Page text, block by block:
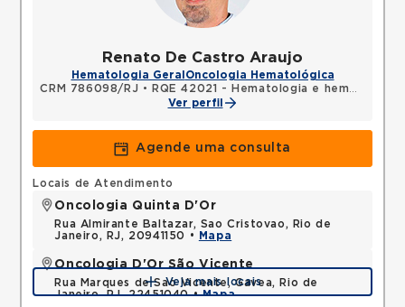
Renato De Castro Araujo
Hematologia Geral Oncologia Hematológica
CRM 786098/RJ •
RQE 42021 - Hematologia e hemoterapia
Ver perfil
Agende uma consulta
Locais de Atendimento
Oncologia Quinta D'Or
Rua Almirante Baltazar, Sao Cristovao, Rio de
Janeiro, RJ, 20941150 •
Mapa
Oncologia D'Or São Vicente
Rua Marques de Sao Vicente, Gavea, Rio de
Janeiro, RJ, 22451040 •Mapa
Veja mais locais